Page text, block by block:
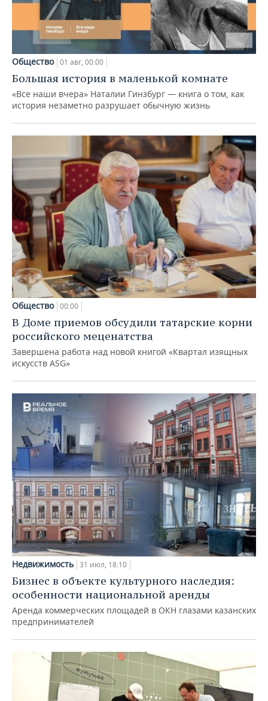
Общество 01 авг, 00:00
Большая история в маленькой комнате
«Все наши вчера» Наталии Гинзбург — книга о том, как
история незаметно разрушает обычную жизнь
Общество 00:00
В Доме приемов обсудили татарские корни
российского меценатства
Завершена работа над новой книгой «Квартал изящных
искусств ASG»
Недвижимость 31 июл, 18:10
Бизнес в объекте культурного наследия:
особенности национальной аренды
Аренда коммерческих площадей в ОКН глазами казанских
предпринимателей